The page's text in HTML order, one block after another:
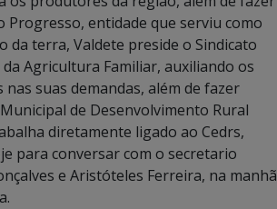
Progresso, entidade que serviu como
da terra, Valdete preside o Sindicato
Agricultura Familiar, auxiliando os
nas suas demandas, além de fazer
de Desenvolvimento Rural
diretamente ligado ao Cedrs,
para conversar com o secretario
e Aristóteles Ferreira, na manhã